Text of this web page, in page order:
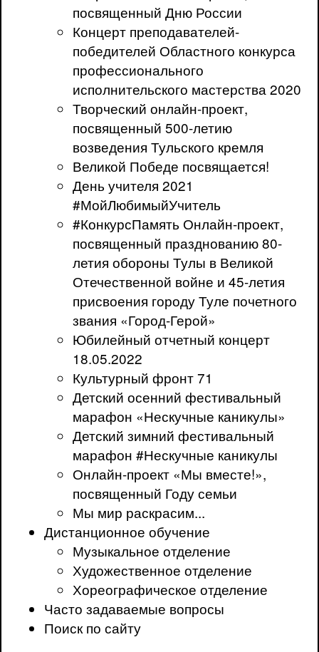
посвященный Дню России
Концерт преподавателей-
победителей Областного конкурса
профессионального
исполнительского мастерства 2020
Творческий онлайн-проект,
посвященный 500-летию
возведения Тульского кремля
Великой Победе посвящается!
День учителя 2021
#МойЛюбимыйУчитель
#КонкурсПамять Онлайн-проект,
посвященный празднованию 80-
летия обороны Тулы в Великой
Отечественной войне и 45-летия
присвоения городу Туле почетного
звания «Город-Герой»
Юбилейный отчетный концерт
18.05.2022
Культурный фронт 71
Детский осенний фестивальный
марафон «Нескучные каникулы»
Детский зимний фестивальный
марафон #Нескучные каникулы
Онлайн-проект «Мы вместе!»,
посвященный Году семьи
Мы мир раскрасим...
Дистанционное обучение
Музыкальное отделение
Художественное отделение
Хореографическое отделение
Часто задаваемые вопросы
Поиск по сайту